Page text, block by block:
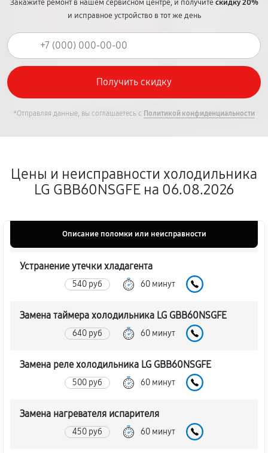
Закажите ремонт в нашем сервисном центре, и получитескидку 20%
и исправное устройство в тот же день
*Отправляя данные, вы соглашаетесь с Политикой конфиденциальности
Цены и неисправности холодильника
LG GBB60NSGFE на 06.08.2026
Описание поломки или неисправности
Устранение утечки хладагента
540 руб 60 минут
Замена таймера холодильника LG GBB60NSGFE
640 руб 60 минут
Замена реле холодильника LG GBB60NSGFE
500 руб 60 минут
Замена нагревателя испарителя
450 руб 60 минут